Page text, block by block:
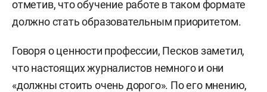
отметив, что обучение работе в таком формате
должно стать образовательным приоритетом.
Говоря о ценности профессии, Песков заметил,
что настоящих журналистов немного и они
«должны стоить очень дорого». По его мнению,